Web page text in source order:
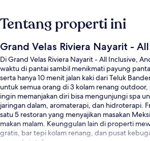
Tentang properti ini
Grand Velas Riviera Nayarit -
Di Grand Velas Riviera Nayarit - All Inclusive,
waktu di pantai sambil menikmati payung
serta hanya 10 menit jalan kaki dari Teluk
untuk semua orang di 3 kolam renang
ingin memanjakan diri bisa mengunjungi spa
jaringan dalam, aromaterapi, dan hidroterapi.
satu 5 restoran yang menyajikan masakan
makan malam. Keunggulan lain di properti
gratis, bar tepi kolam renang, dan pusat